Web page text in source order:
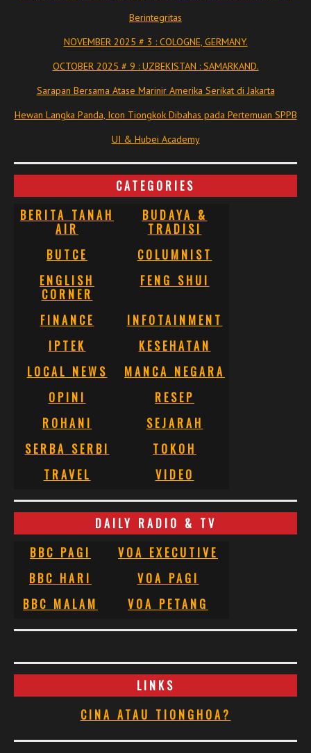
Berintegritas
NOVEMBER 2025 # 3 : COLOGNE, GERMANY.
OCTOBER 2025 # 9 : UZBEKISTAN : SAMARKAND.
Sarapan Bersama Atase Marinir Amerika Serikat di Jakarta
Hewan Langka Panda, Icon Tiongkok Dibahas pada Pertemuan SPPB
UI & Hubei Academy
CATEGORIES
BERITA TANAH
AIR
BUDAYA &
TRADISI
BUTCE
COLUMNIST
ENGLISH
CORNER
FENG SHUI
FINANCE
INFOTAINMENT
IPTEK
KESEHATAN
LOCAL NEWS
MANCA NEGARA
OPINI
RESEP
ROHANI
SEJARAH
SERBA SERBI
TOKOH
TRAVEL
VIDEO
DAILY RADIO & TV
BBC PAGI
VOA EXECUTIVE
BBC HARI
VOA PAGI
BBC MALAM
VOA PETANG
LINKS
CINA ATAU TIONGHOA?